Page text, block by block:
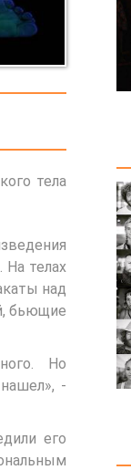
тела
На телах
над
бьющие
Но
-
его